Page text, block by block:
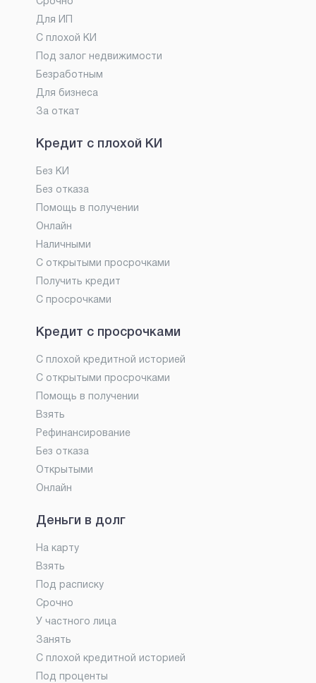
Для ИП
С плохой КИ
Под залог недвижимости
Безработным
Для бизнеса
За откат
Кредит с плохой КИ
Без КИ
Без отказа
Помощь в получении
Онлайн
Наличными
С открытыми просрочками
Получить кредит
С просрочками
Кредит с просрочками
С плохой кредитной историей
С открытыми просрочками
Помощь в получении
Взять
Рефинансирование
Без отказа
Открытыми
Онлайн
Деньги в долг
На карту
Взять
Под расписку
Срочно
У частного лица
Занять
С плохой кредитной историей
Под проценты